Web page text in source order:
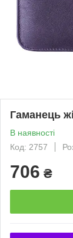
Гаманець
В наявності
Код: 2757
706 ₴